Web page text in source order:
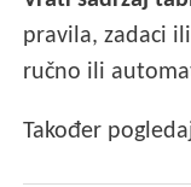
pravila, zadaci
ručno ili
Također